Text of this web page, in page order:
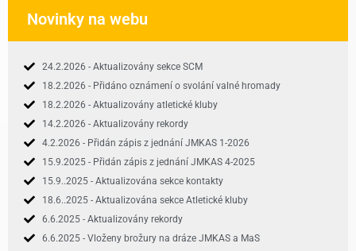
Novinky na webu
24.2.2026 - Aktualizovány sekce SCM
18.2.2026 - Přidáno oznámení o svolání valné hromady
18.2.2026 - Aktualizovány atletické kluby
14.2.2026 - Aktualizovány rekordy
4.2.2026 - Přidán zápis z jednání JMKAS 1-2026
15.9.2025 - Přidán zápis z jednání JMKAS 4-2025
15.9..2025 - Aktualizována sekce kontakty
18.6..2025 - Aktualizována sekce Atletické kluby
6.6.2025 - Aktualizovány rekordy
6.6.2025 - Vloženy brožury na dráze JMKAS a MaS